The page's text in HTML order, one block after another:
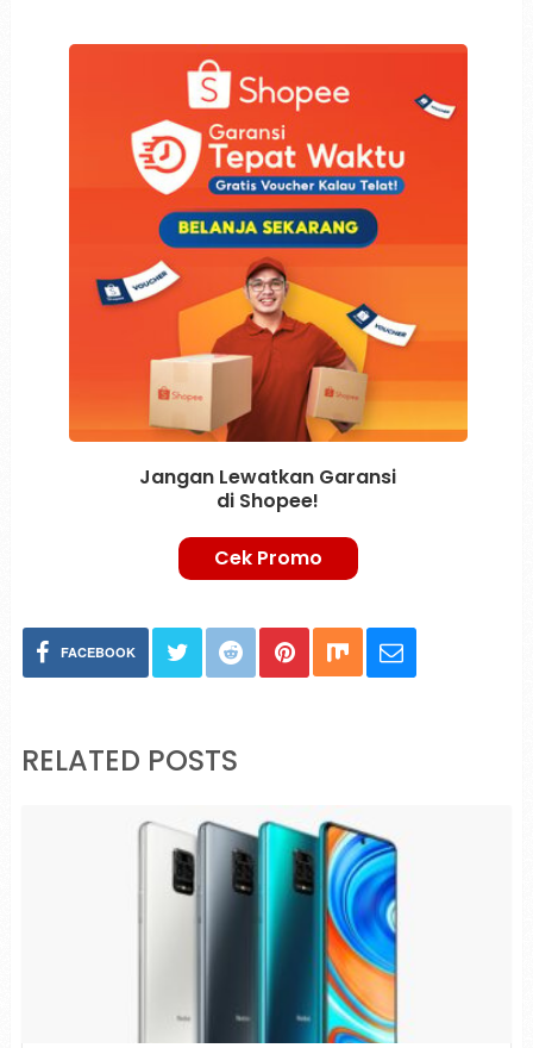
Jangan Lewatkan Garansi
di Shopee!
Cek Promo
FACEBOOK
RELATED POSTS